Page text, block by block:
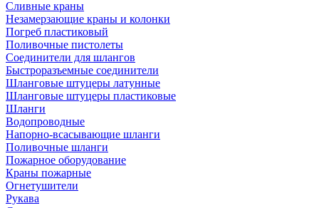
Сливные краны
Незамерзающие краны и колонки
Погреб пластиковый
Поливочные пистолеты
Соединители для шлангов
Быстроразъемные соединители
Шланговые штуцеры латунные
Шланговые штуцеры пластиковые
Шланги
Водопроводные
Напорно-всасывающие шланги
Поливочные шланги
Пожарное оборудование
Краны пожарные
Огнетушители
Рукава